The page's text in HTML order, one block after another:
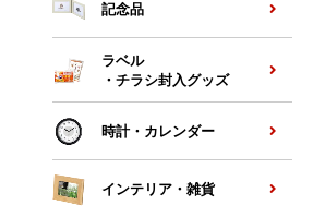
記念品
ラベル
・チラシ封入グッズ
時計・カレンダー
インテリア・雑貨